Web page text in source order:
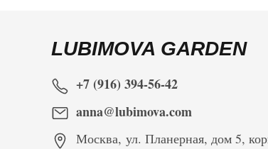
LUBIMOVA GARDEN
+7 (916) 394-56-42
anna@lubimova.com
Москва, ул. Планерная, дом 5,